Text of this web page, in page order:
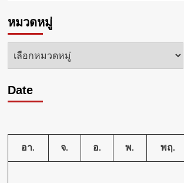
หมวดหมู่
หมวด
Date
อา. จ. อ. พ. พฤ.